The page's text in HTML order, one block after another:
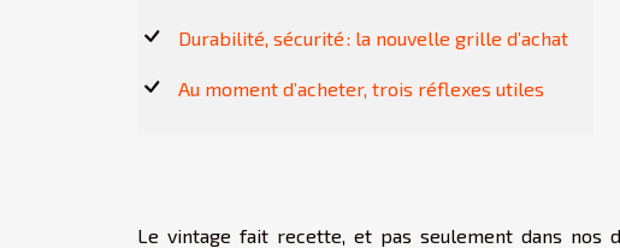
Durabilité, sécurité : la nouvelle grille d’achat
Au moment d’acheter, trois réflexes utiles
Le vintage fait recette, et pas seulement dans nos